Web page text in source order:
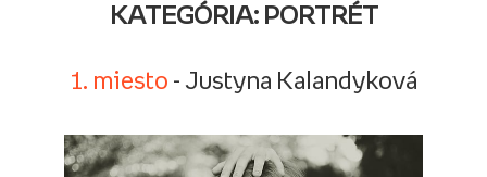
KATEGÓRIA: PORTRÉT
1. miesto - Justyna Kalandyková